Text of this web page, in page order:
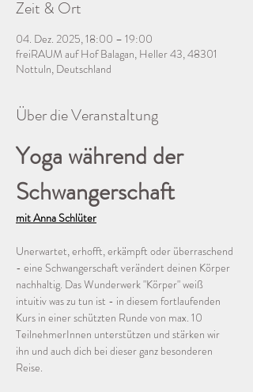
Zeit & Ort
04. Dez. 2025, 18:00 – 19:00
freiRAUM auf Hof Balagan, Heller 43, 48301
Nottuln, Deutschland
Über die Veranstaltung
Yoga während der
Schwangerschaft
mit Anna Schlüter
Unerwartet, erhofft, erkämpft oder überraschend
- eine Schwangerschaft verändert deinen Körper
nachhaltig. Das Wunderwerk "Körper" weiß
intuitiv was zu tun ist - in diesem fortlaufenden
Kurs in einer schützten Runde von max. 10
TeilnehmerInnen unterstützen und stärken wir
ihn und auch dich bei dieser ganz besonderen
Reise.